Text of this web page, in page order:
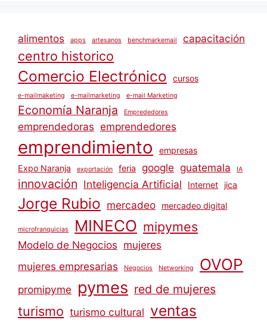
alimentos apps artesanos benchmarkemail capacitación
centro historico
Comercio Electrónico cursos
e-mailmaketing e-mailmarketing e-mail Marketing
Economía Naranja Emprededores
emprendedoras emprendedores
emprendimiento
empresas
Expo Naranja
exportación feria google guatemala IA
innovación Inteligencia Artificial Internet jica
Jorge Rubio mercadeo mercadeo digital
microfranquicias MINECO mipymes
Modelo de Negocios mujeres
mujeres empresarias
Negocios Networking OVOP
promipyme pymes red de mujeres
turismo turismo cultural ventas